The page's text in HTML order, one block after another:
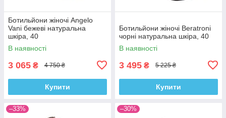
Ботильйони жіночі Angelo
Vani бежеві натуральна
шкіра, 40
В наявності
3 065 ₴ 4 750 ₴
Купити
Ботильйони жіночі Beratroni
чорні натуральна шкіра, 40
В наявності
3 495 ₴ 5 225 ₴
Купити
–33% –30%